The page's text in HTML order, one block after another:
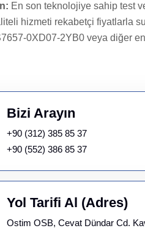
En son teknolojiye sahip test
hizmeti rekabetçi fiyatlarla
0XD07-2YB0 veya diğer
Bizi Arayın
+90 (312) 385 85 37
+90 (552) 386 85 37
Yol Tarifi Al (Adres)
Ostim OSB, Cevat Dündar Cd.